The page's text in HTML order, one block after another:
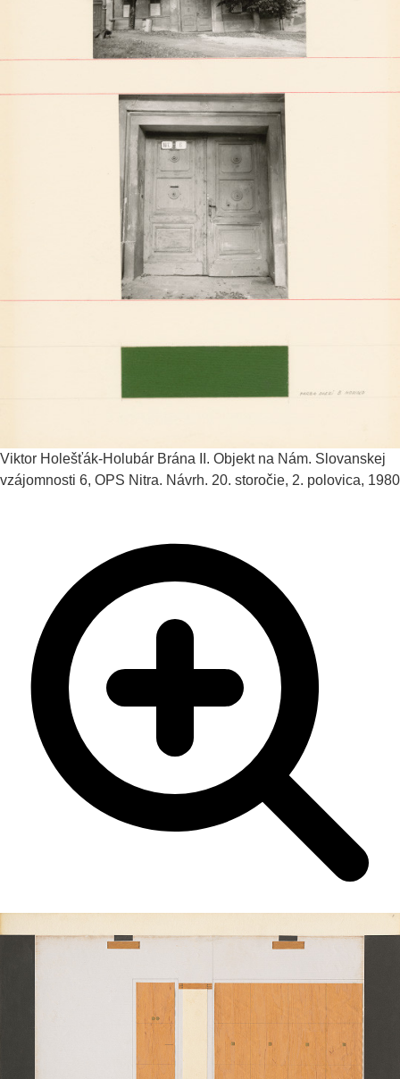
Viktor Holešťák-Holubár Brána II. Objekt na Nám. Slovanskej
vzájomnosti 6, OPS Nitra. Návrh. 20. storočie, 2. polovica, 1980